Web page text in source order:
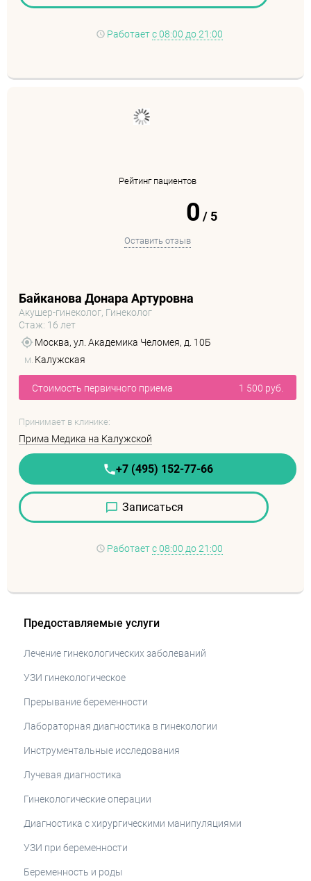
Работает с 08:00 до 21:00
Рейтинг пациентов
0 /5
Оставить отзыв
Байканова Донара Артуровна
Акушер-гинеколог, Гинеколог
Стаж: 16 лет
Москва, ул. Академика Челомея, д. 10Б
м. Калужская
Стоимость первичного приема 1 500 руб.
Принимает в клинике:
Прима Медика на Калужской
+7 (495) 152-77-66
Записаться
Работает с 08:00 до 21:00
Предоставляемые услуги
Лечение гинекологических заболеваний
УЗИ гинекологическое
Прерывание беременности
Лабораторная диагностика в гинекологии
Инструментальные исследования
Лучевая диагностика
Гинекологические операции
Диагностика с хирургическими манипуляциями
УЗИ при беременности
Беременность и роды